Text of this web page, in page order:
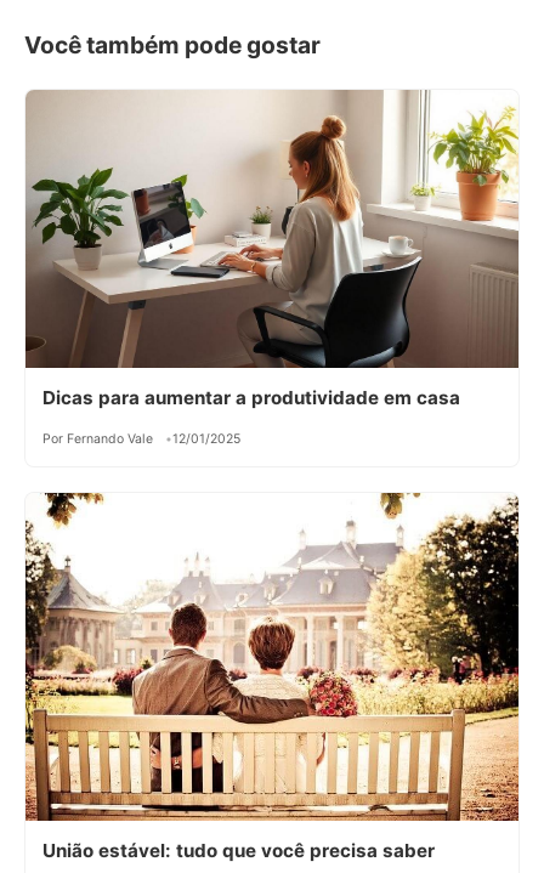
Você também pode gostar
Dicas para aumentar a produtividade em casa
Por Fernando Vale 12/01/2025
União estável: tudo que você precisa saber